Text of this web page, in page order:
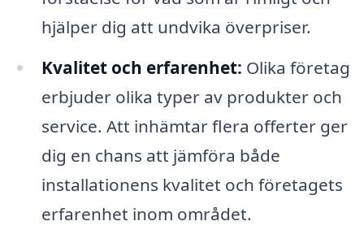
hjälper dig att undvika överpriser.
Kvalitet och erfarenhet: Olika företag
erbjuder olika typer av produkter och
service. Att inhämtar flera offerter ger
dig en chans att jämföra både
installationens kvalitet och företagets
erfarenhet inom området.